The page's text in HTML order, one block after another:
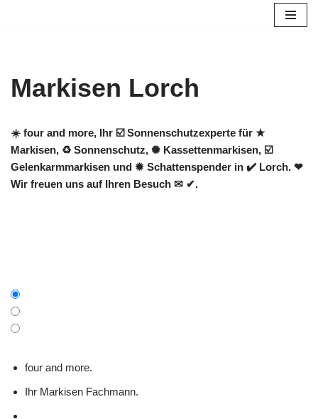
Markisen Lorch
☀️ four and more, Ihr ☑️ Sonnenschutzexperte für ★
Markisen, ♻ Sonnenschutz, ✺ Kassettenmarkisen, ☑️
Gelenkarmmarkisen und ✹ Schattenspender in ✔️ Lorch. ❤
Wir freuen uns auf Ihren Besuch ✉ ✔.
four and more.
Ihr Markisen Fachmann.